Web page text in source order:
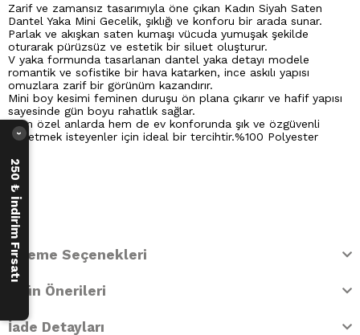
Zarif ve zamansız tasarımıyla öne çıkan Kadın Siyah Saten
Dantel Yaka Mini Gecelik, şıklığı ve konforu bir arada sunar.
Parlak ve akışkan saten kumaşı vücuda yumuşak şekilde
oturarak pürüzsüz ve estetik bir siluet oluşturur.
V yaka formunda tasarlanan dantel yaka detayı modele
romantik ve sofistike bir hava katarken, ince askılı yapısı
omuzlara zarif bir görünüm kazandırır.
Mini boy kesimi feminen duruşu ön plana çıkarır ve hafif yapısı
sayesinde gün boyu rahatlık sağlar.
Hem özel anlarda hem de ev konforunda şık ve özgüvenli
hissetmek isteyenler için ideal bir tercihtir.%100 Polyester
Ödeme Seçenekleri
Ürün Önerileri
İade Detayları
250 ₺ İndirim Fırsatı
›